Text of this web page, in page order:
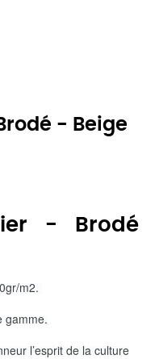
- Beige
- Brodé
m2.
gamme.
l’esprit de la culture